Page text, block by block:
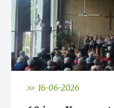
>> 16-06-2026